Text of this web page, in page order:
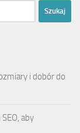
i dobór do
aby